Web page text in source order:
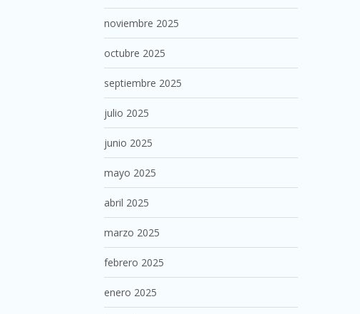
noviembre 2025
octubre 2025
septiembre 2025
julio 2025
junio 2025
mayo 2025
abril 2025
marzo 2025
febrero 2025
enero 2025